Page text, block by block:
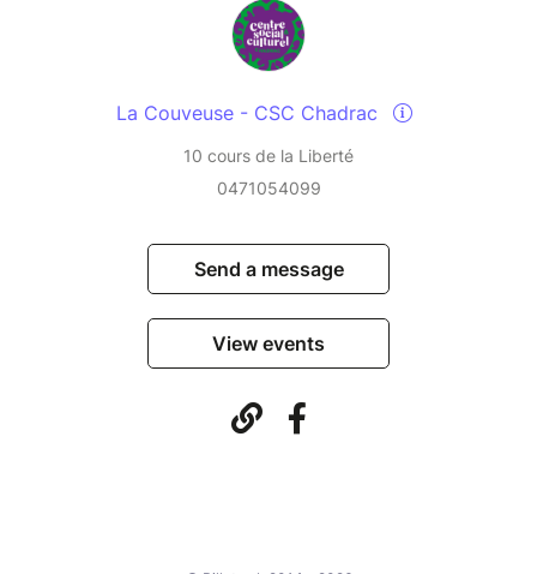
La Couveuse - CSC Chadrac
10 cours de la Liberté
0471054099
Send a message
View events